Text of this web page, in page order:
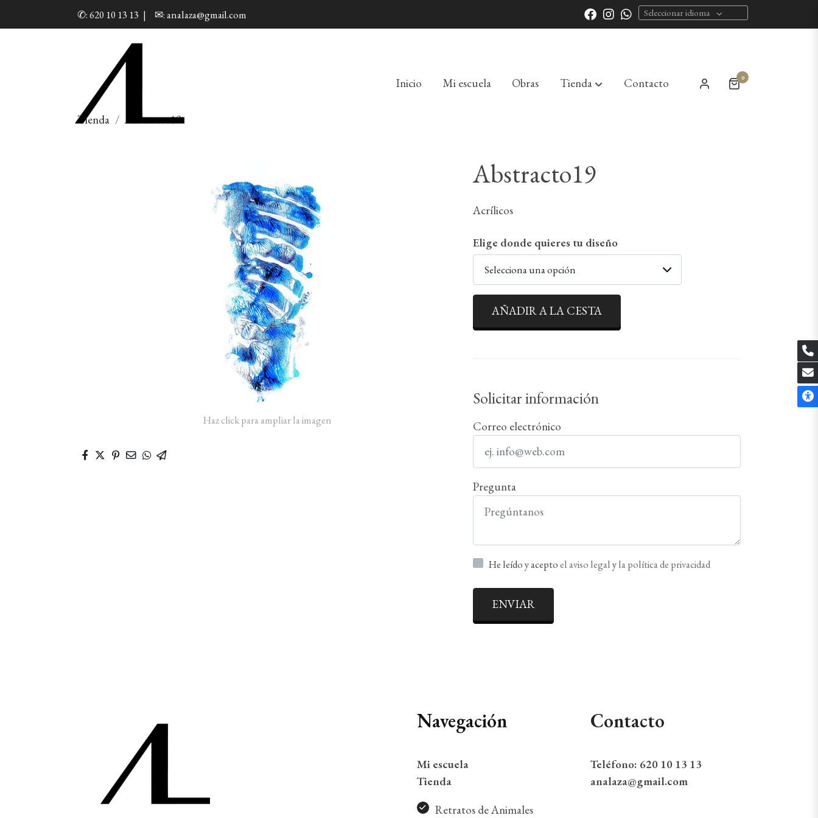
✆: 620 10 13 13 | ✉: analaza@gmail.com Seleccionar idioma
Inicio Mi escuela Obras Tienda Contacto 0
Tienda Abstracto19
Haz click para ampliar la imagen
Abstracto19
Acrílicos
Elige donde quieres tu diseño
Selecciona una opción
AÑADIR A LA CESTA
Solicitar información
Correo electrónico
Pregunta
He leído y aceptoel aviso legalyla política de privacidad
ENVIAR
Navegación
Mi escuela
Tienda
Retratos de Animales
Contacto
Teléfono: 620 10 13 13
analaza@gmail.com